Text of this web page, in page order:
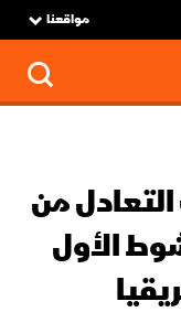
مواقعنا
من
الأول